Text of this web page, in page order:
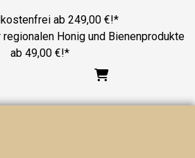
ab 249,00 €!*
Honig und Bienenprodukte
ab 49,00 €!*